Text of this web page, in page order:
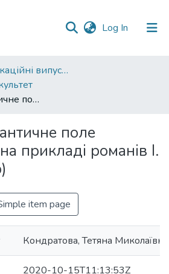
Log In (current)
01. Кваліфікаційні випускні роботи здобувачів вищої освіти
Лексико-семантичне поле «мислення» (на прикладі романів І. Роздобудько)
поле
прикладі романів І.
item page
Кондратова, Тетяна Миколаївна
2020-10-15T11:13:53Z